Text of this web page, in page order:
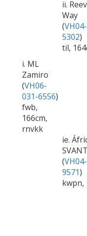
i. ML
Zamiro
(VH06-
031-6556)
fwb,
166cm,
rnvkk
ii.
Way
(
5302)
til,
ie.
SVANT
(
9571)
kwpn,